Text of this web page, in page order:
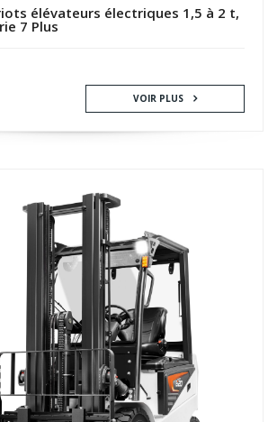
élévateurs électriques 1,5 à 2 t,
7 Plus
VOIR PLUS